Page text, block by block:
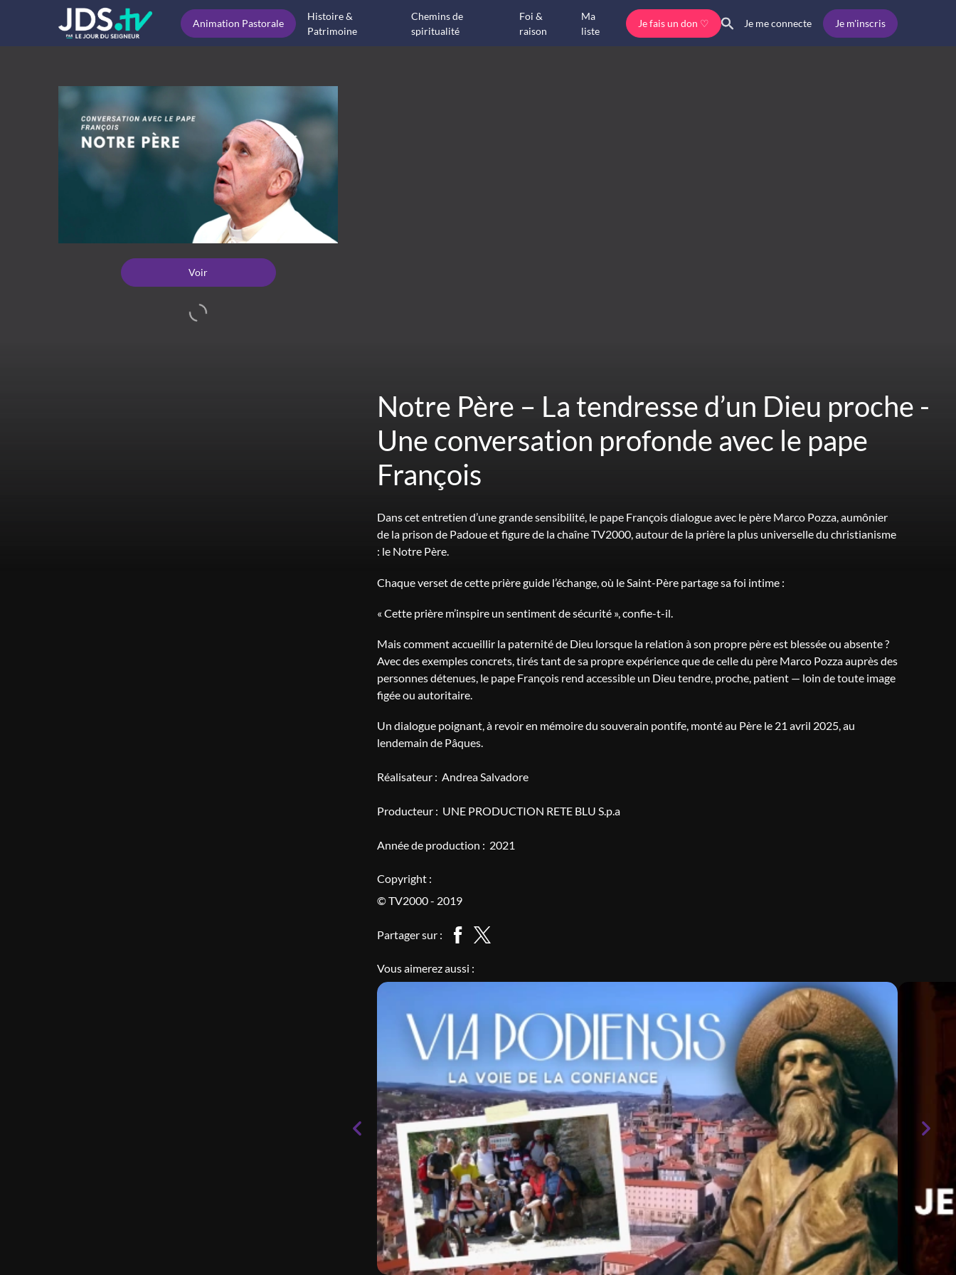
Animation Pastorale
Histoire &
Patrimoine
Chemins de
spiritualité
Foi &
raison
Ma
liste
Je fais un don ♡ Je me connecte Je m'inscris
Voir
Notre Père – La tendresse d’un Dieu proche -
Une conversation profonde avec le pape
François
Dans cet entretien d’une grande sensibilité, le pape François dialogue avec le père Marco Pozza, aumônier
de la prison de Padoue et figure de la chaîne TV2000, autour de la prière la plus universelle du christianisme
: le Notre Père.
Chaque verset de cette prière guide l’échange, où le Saint-Père partage sa foi intime :
« Cette prière m’inspire un sentiment de sécurité », confie-t-il.
Mais comment accueillir la paternité de Dieu lorsque la relation à son propre père est blessée ou absente ?
Avec des exemples concrets, tirés tant de sa propre expérience que de celle du père Marco Pozza auprès des
personnes détenues, le pape François rend accessible un Dieu tendre, proche, patient — loin de toute image
figée ou autoritaire.
Un dialogue poignant, à revoir en mémoire du souverain pontife, monté au Père le 21 avril 2025, au
lendemain de Pâques.
Réalisateur : Andrea Salvadore
Producteur : UNE PRODUCTION RETE BLU S.p.a
Année de production : 2021
Copyright :
© TV2000 - 2019
Partager sur :
Vous aimerez aussi :